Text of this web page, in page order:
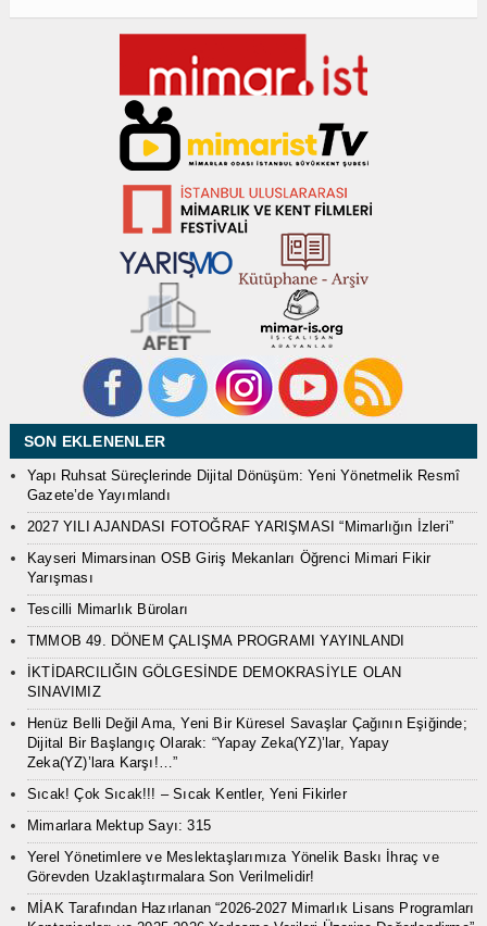
SON EKLENENLER
Yapı Ruhsat Süreçlerinde Dijital Dönüşüm: Yeni Yönetmelik Resmî
Gazete’de Yayımlandı
2027 YILI AJANDASI FOTOĞRAF YARIŞMASI “Mimarlığın İzleri”
Kayseri Mimarsinan OSB Giriş Mekanları Öğrenci Mimari Fikir
Yarışması
Tescilli Mimarlık Büroları
TMMOB 49. DÖNEM ÇALIŞMA PROGRAMI YAYINLANDI
İKTİDARCILIĞIN GÖLGESİNDE DEMOKRASİYLE OLAN
SINAVIMIZ
Henüz Belli Değil Ama, Yeni Bir Küresel Savaşlar Çağının Eşiğinde;
Dijital Bir Başlangıç Olarak: “Yapay Zeka(YZ)’lar, Yapay
Zeka(YZ)’lara Karşı!…”
Sıcak! Çok Sıcak!!! – Sıcak Kentler, Yeni Fikirler
Mimarlara Mektup Sayı: 315
Yerel Yönetimlere ve Meslektaşlarımıza Yönelik Baskı İhraç ve
Görevden Uzaklaştırmalara Son Verilmelidir!
MİAK Tarafından Hazırlanan “2026-2027 Mimarlık Lisans Programları